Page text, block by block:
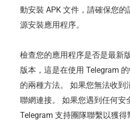
動安裝 APK 文件，請確保您
源安裝應用程序。
檢查您的應用程序是否是最新
版本，這是在使用 Telegram
的兩種方法。 如果您無法收到
聯網連接。 如果您遇到任何安
Telegram 支持團隊聯繫以獲得